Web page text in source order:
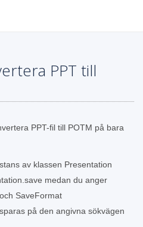
PPT till
PPT-fil till POTM på bara
av klassen Presentation
medan du anger
SaveFormat
på den angivna sökvägen